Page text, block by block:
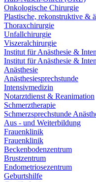
Onkologische Chirurgie
Plastische, rekonstruktive &
Thoraxchirurgie
Unfallchirurgie
Viszeralchirurgie
Institut für Anästhesie &
Institut für Anästhesie &
Anästhesie
Anästhesiesprechstunde
Intensivmedizin
Notarztdienst & Reanimation
Schmerztherapie
Schmerzsprechstunde
Aus - und Weiterbildung
Frauenklinik
Frauenklinik
Beckenbodenzentrum
Brustzentrum
Endometriosezentrum
Geburtshilfe